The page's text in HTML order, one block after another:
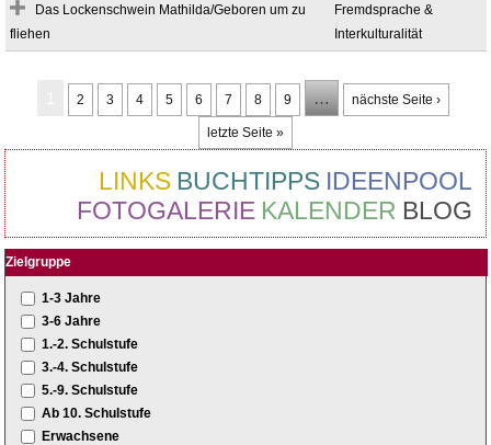
Das Lockenschwein Mathilda/Geboren um zu
fliehen
Fremdsprache &
Interkulturalität
2 3 4 5 6 7 8 9 … nächste Seite ›
letzte Seite »
IDEENPOOL
BUCHTIPPS
LINKS
BLOG
KALENDER
FOTOGALERIE
Zielgruppe
1-3 Jahre
3-6 Jahre
1.-2. Schulstufe
3.-4. Schulstufe
5.-9. Schulstufe
Ab 10. Schulstufe
Erwachsene